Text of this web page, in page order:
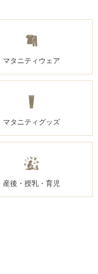
マタニティウェア
マタニティグッズ
産後・授乳・育児